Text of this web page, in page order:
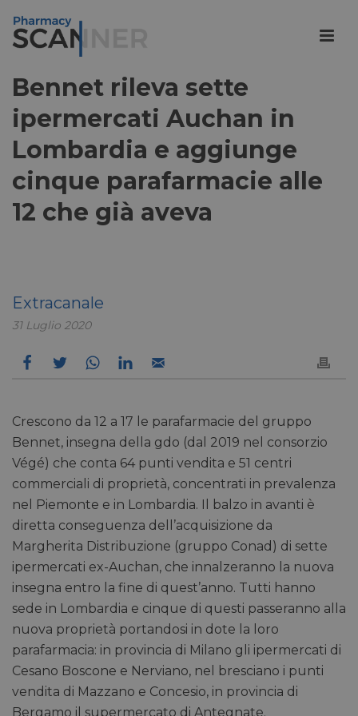
Bennet rileva sette
ipermercati Auchan in
Lombardia e aggiunge
cinque parafarmacie alle
12 che già aveva
Extracanale
31 Luglio 2020
Crescono da 12 a 17 le parafarmacie del gruppo
Bennet, insegna della gdo (dal 2019 nel consorzio
Végé) che conta 64 punti vendita e 51 centri
commerciali di proprietà, concentrati in prevalenza
nel Piemonte e in Lombardia. Il balzo in avanti è
diretta conseguenza dell’acquisizione da
Margherita Distribuzione (gruppo Conad) di sette
ipermercati ex-Auchan, che innalzeranno la nuova
insegna entro la fine di quest’anno. Tutti hanno
sede in Lombardia e cinque di questi passeranno alla
nuova proprietà portandosi in dote la loro
parafarmacia: in provincia di Milano gli ipermercati di
Cesano Boscone e Nerviano, nel bresciano i punti
vendita di Mazzano e Concesio, in provincia di
Bergamo il supermercato di Antegnate.